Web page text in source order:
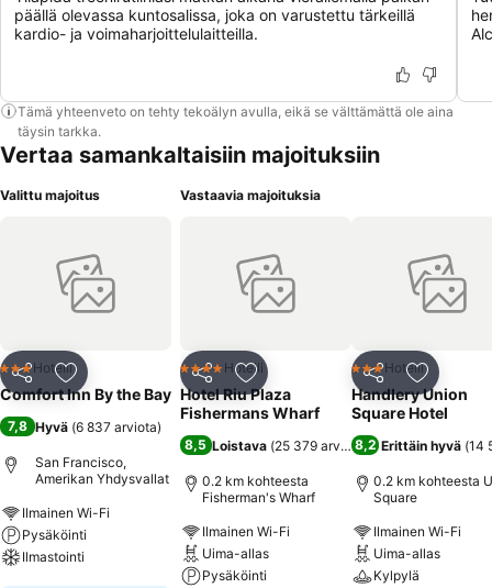
päällä olevassa kuntosalissa, joka on varustettu tärkeillä
kardio- ja voimaharjoittelulaitteilla.
Tämä yhteenveto on tehty tekoälyn avulla, eikä se välttämättä ole aina
täysin tarkka.
Vertaa samankaltaisiin majoituksiin
Valittu majoitus
Jaa Lisää suosikkeihin
3 Tähtiluokitus
Hotelli
Comfort Inn By the Bay
7,8 Hyvä (6 837 arviota)
San Francisco,
Amerikan Yhdysvallat
Ilmainen Wi-Fi
Pysäköinti
Ilmastointi
Vastaavia majoituksia
Jaa Lisää suosikkeihin
4 Tähtiluokitus
Hotelli
Hotel Riu Plaza
Fishermans Wharf
8,5 Loistava (25 379 arviota)
0.2 km kohteesta
Fisherman's Wharf
Ilmainen Wi-Fi
Uima-allas
Pysäköinti
Jaa Lisää
3 Tähtiluokitus
Hotelli
Handlery Union
Square Hotel
8,2 Erittäin hyvä (14
0.2 km kohteesta
Square
Ilmainen Wi-Fi
Uima-allas
Kylpylä